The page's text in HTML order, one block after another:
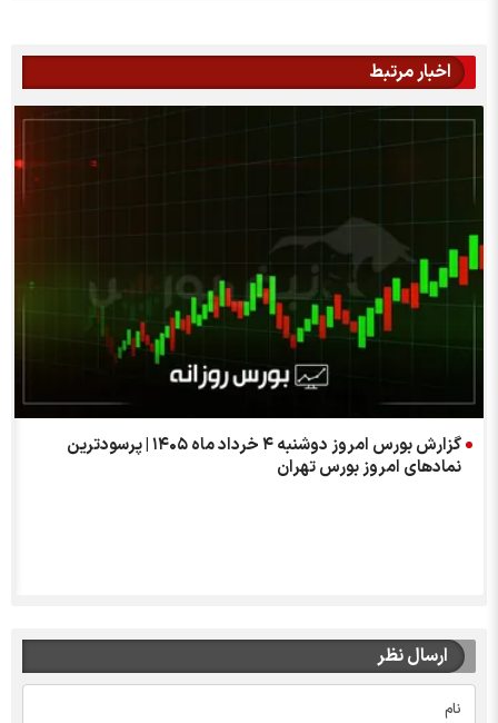
اخبار مرتبط
گزارش بورس امروز دوشنبه ۴ خرداد ماه ۱۴۰۵ | پرسودترین
نمادهای امروز بورس تهران
ارسال نظر